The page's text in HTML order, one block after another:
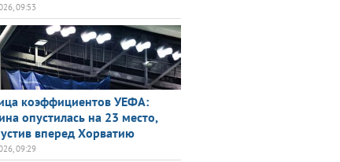
09:53
коэффициентов УЕФА:
опустилась на 23 место,
вперед Хорватию
09:29